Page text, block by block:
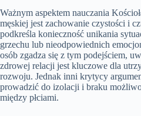
Ważnym aspektem nauczania
męskiej jest zachowanie czystości i
podkreśla konieczność unikania
grzechu lub nieodpowiednich
osób zgadza się z tym podejściem,
zdrowej relacji jest kluczowe dla
rozwoju. Jednak inni krytycy
prowadzić do izolacji i braku
między płciami.